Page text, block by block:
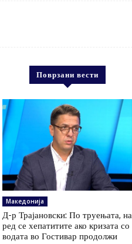
Поврзани вести
Македонија
Д-р Трајановски: По труењата, на
ред се хепатитите ако кризата со
водата во Гостивар продолжи